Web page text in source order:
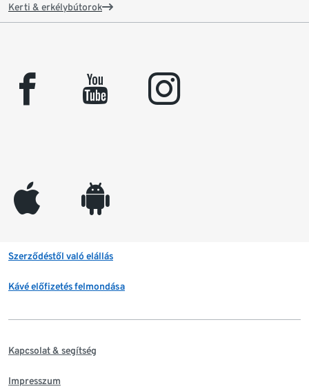
Kerti & erkélybútorok
facebook youtube instagram
appleinc android
Szerződéstől való elállás
Kávé előfizetés felmondása
Kapcsolat & segítség
Impresszum